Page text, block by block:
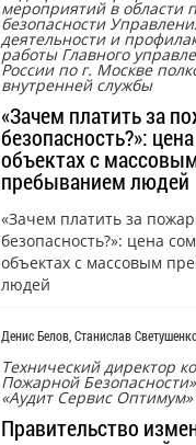
мероприятий в области
безопасности
деятельности и
работы Главного
России по г. Москве
внутренней службы
«Зачем платить за
безопасность?»:
объектах с
пребыванием людей
«Зачем платить за
безопасность?»: цена
объектах с массовым
людей
Денис Белов, Станислав
Технический директор
Пожарной
«Аудит Сервис Оптимум»
Правительство